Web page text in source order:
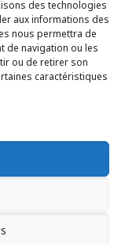
des technologies
aux informations des
nous permettra de
de navigation ou les
ou de retirer son
caractéristiques
Capacité